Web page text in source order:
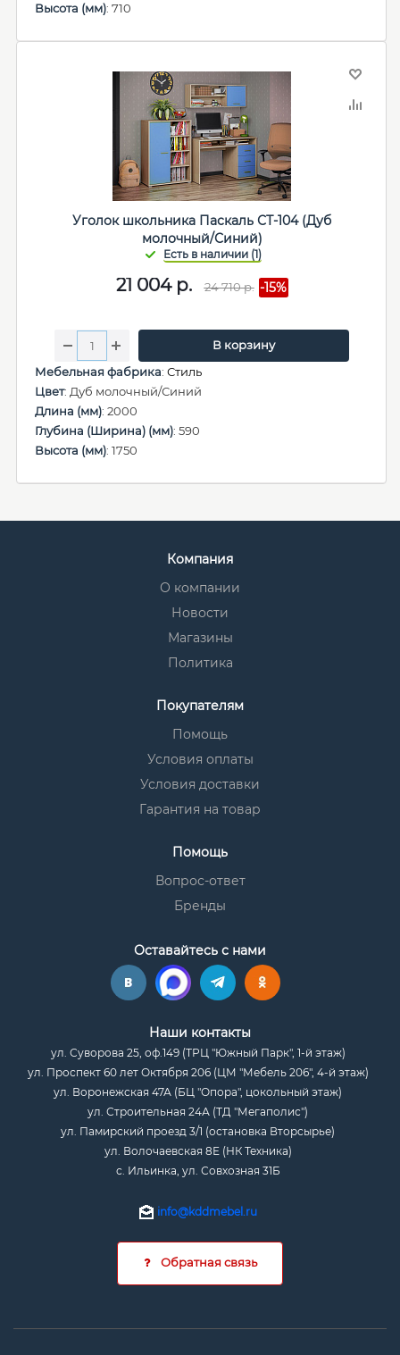
Высота (мм): 710
Уголок школьника Паскаль СТ-104 (Дуб
молочный/Синий)
21 004р. 24 710р. -15%
В корзину
Мебельная фабрика: Стиль
Цвет: Дуб молочный/Синий
Длина (мм): 2000
Глубина (Ширина) (мм): 590
Высота (мм): 1750
Компания
О компании
Новости
Магазины
Политика
Покупателям
Помощь
Условия оплаты
Условия доставки
Гарантия на товар
Помощь
Вопрос-ответ
Бренды
Оставайтесь с нами
Наши контакты
ул. Суворова 25, оф.149 (ТРЦ "Южный Парк", 1-й этаж)
ул. Проспект 60 лет Октября 206 (ЦМ "Мебель 206", 4-й этаж)
ул. Воронежская 47А (БЦ "Опора", цокольный этаж)
ул. Строительная 24А (ТД "Мегаполис")
ул. Памирский проезд 3/1 (остановка Вторсырье)
ул. Волочаевская 8Е (НК Техника)
с. Ильинка, ул. Совхозная 31Б
info@kddmebel.ru
Обратная связь